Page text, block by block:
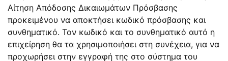
Αίτηση Απόδοσης Δικαιωμάτων Πρόσβασης
προκειμένου να αποκτήσει κωδικό πρόσβασης και
συνθηματικό. Τον κωδικό και το συνθηματικό αυτό η
επιχείρηση θα τα χρησιμοποιήσει στη συνέχεια, για να
προχωρήσει στην εγγραφή της στο σύστημα του